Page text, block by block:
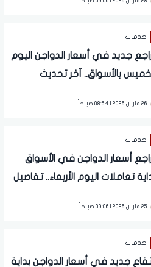
خدمات
جديد في أسعار الدواجن اليوم
بالأسواق.. آخر تحديث
26 مارس 2026 | 08:54 صباحاً
خدمات
أسعار الدواجن في الأسواق
تعاملات اليوم الأربعاء.. تفاصيل
25 مارس 2026 | 09:06 صباحاً
خدمات
جديد في أسعار الدواجن بداية